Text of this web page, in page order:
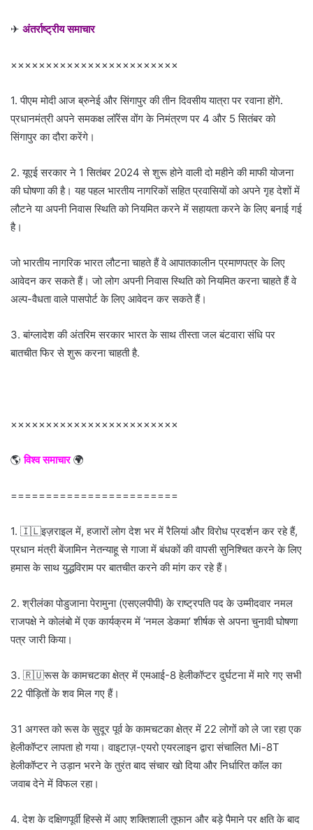
✈ अंतर्राष्ट्रीय समाचार
××××××××××××××××××××××××
1. पीएम मोदी आज ब्रुनेई और सिंगापुर की तीन दिवसीय यात्रा पर रवाना होंगे.
प्रधानमंत्री अपने समकक्ष लॉरेंस वोंग के निमंत्रण पर 4 और 5 सितंबर को
सिंगापुर का दौरा करेंगे।
2. यूएई सरकार ने 1 सितंबर 2024 से शुरू होने वाली दो महीने की माफी योजना
की घोषणा की है। यह पहल भारतीय नागरिकों सहित प्रवासियों को अपने गृह देशों में
लौटने या अपनी निवास स्थिति को नियमित करने में सहायता करने के लिए बनाई गई
है।
जो भारतीय नागरिक भारत लौटना चाहते हैं वे आपातकालीन प्रमाणपत्र के लिए
आवेदन कर सकते हैं। जो लोग अपनी निवास स्थिति को नियमित करना चाहते हैं वे
अल्प-वैधता वाले पासपोर्ट के लिए आवेदन कर सकते हैं।
3. बांग्लादेश की अंतरिम सरकार भारत के साथ तीस्ता जल बंटवारा संधि पर
बातचीत फिर से शुरू करना चाहती है.
××××××××××××××××××××××××
🌎विश्व समाचार🌍
========================
1. 🇮🇱इज़राइल में, हजारों लोग देश भर में रैलियां और विरोध प्रदर्शन कर रहे हैं,
प्रधान मंत्री बेंजामिन नेतन्याहू से गाजा में बंधकों की वापसी सुनिश्चित करने के लिए
हमास के साथ युद्धविराम पर बातचीत करने की मांग कर रहे हैं।
2. श्रीलंका पोडुजाना पेरामुना (एसएलपीपी) के राष्ट्रपति पद के उम्मीदवार नमल
राजपक्षे ने कोलंबो में एक कार्यक्रम में ‘नमल डेकमा’ शीर्षक से अपना चुनावी घोषणा
पत्र जारी किया।
3. 🇷🇺रूस के कामचटका क्षेत्र में एमआई-8 हेलीकॉप्टर दुर्घटना में मारे गए सभी
22 पीड़ितों के शव मिल गए हैं।
31 अगस्त को रूस के सुदूर पूर्व के कामचटका क्षेत्र में 22 लोगों को ले जा रहा एक
हेलीकॉप्टर लापता हो गया। वाइटाज़-एयरो एयरलाइन द्वारा संचालित Mi-8T
हेलीकॉप्टर ने उड़ान भरने के तुरंत बाद संचार खो दिया और निर्धारित कॉल का
जवाब देने में विफल रहा।
4. देश के दक्षिणपूर्वी हिस्से में आए शक्तिशाली तूफान और बड़े पैमाने पर क्षति के बाद